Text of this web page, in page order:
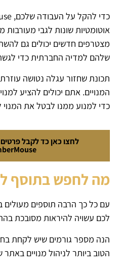
אוטומטיות שונות לגבי מעורבות
מצטרפים חדשים יכולים גם
שלהם למדיה החברתית כדי
תכונת שחזור עגלה נטושה
המנויים. אתם יכולים להציע
כדי למנוע ממנו לבטל את המנוי
לחצו כאן כד לקבל
מה לחפש בתוסף
עם כל כך הרבה תוספים
לכם עשויה להיראות מסובכת
הנה מספר גורמים שיש לקחת
הטוב ביותר לניהול מנויים